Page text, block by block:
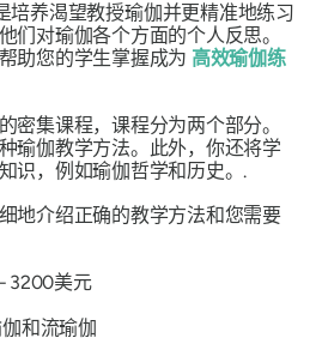
培养渴望教授瑜伽并更精准地练习
们对瑜伽各个方面的个人反思。
助您的学生掌握成为 高效瑜伽练
密集课程，课程分为两个部分。
瑜伽教学方法。此外，你还将学
识，例如瑜伽哲学和历史。.
地介绍正确的教学方法和您需要
3200美元
和流瑜伽